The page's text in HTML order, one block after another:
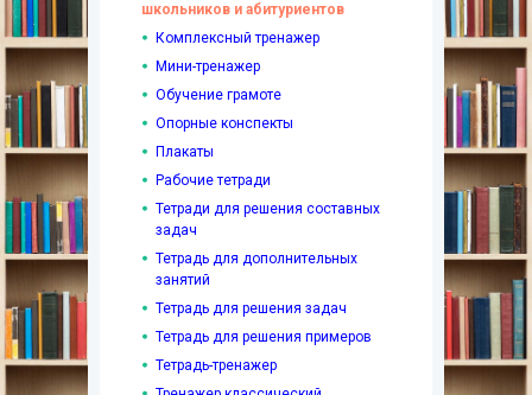
школьников и абитуриентов
Комплексный тренажер
Мини-тренажер
Обучение грамоте
Опорные конспекты
Плакаты
Рабочие тетради
Тетради для решения составных
задач
Тетрадь для дополнительных
занятий
Тетрадь для решения задач
Тетрадь для решения примеров
Тетрадь-тренажер